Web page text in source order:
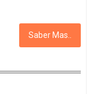
Saber Mas..